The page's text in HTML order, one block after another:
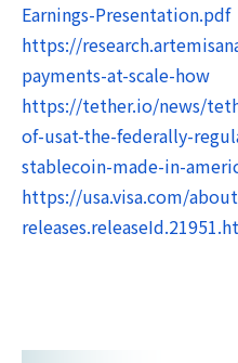
Earnings-Presentation.pdf
https://
payments-at-scale-how
https://tether.io/news/
of-usat-the-federally-
stablecoin-made-in-
https://usa.visa.com/